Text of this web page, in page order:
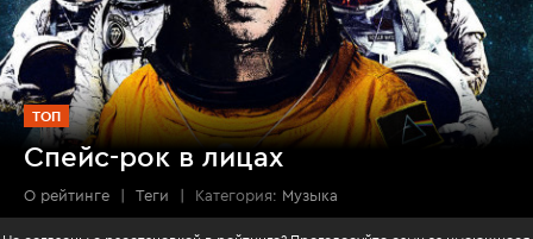
ТОП
Спейс-рок в лицах
О рейтинге | Теги | Категория: Музыка